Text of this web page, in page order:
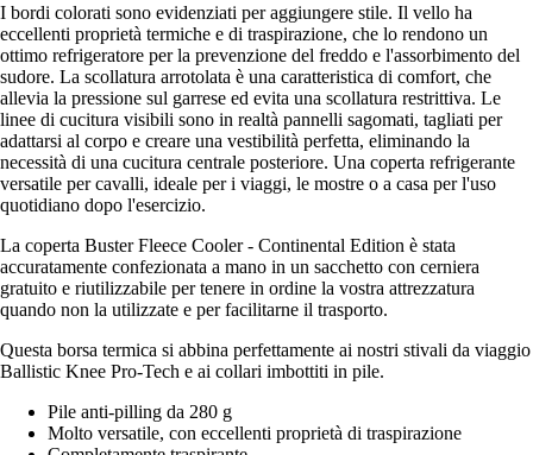
I bordi colorati sono evidenziati per aggiungere stile. Il vello ha
eccellenti proprietà termiche e di traspirazione, che lo rendono un
ottimo refrigeratore per la prevenzione del freddo e l'assorbimento del
sudore. La scollatura arrotolata è una caratteristica di comfort, che
allevia la pressione sul garrese ed evita una scollatura restrittiva. Le
linee di cucitura visibili sono in realtà pannelli sagomati, tagliati per
adattarsi al corpo e creare una vestibilità perfetta, eliminando la
necessità di una cucitura centrale posteriore. Una coperta refrigerante
versatile per cavalli, ideale per i viaggi, le mostre o a casa per l'uso
quotidiano dopo l'esercizio.
La coperta Buster Fleece Cooler - Continental Edition è stata
accuratamente confezionata a mano in un sacchetto con cerniera
gratuito e riutilizzabile per tenere in ordine la vostra attrezzatura
quando non la utilizzate e per facilitarne il trasporto.
Questa borsa termica si abbina perfettamente ai nostri stivali da viaggio
Ballistic Knee Pro-Tech e ai collari imbottiti in pile.
Pile anti-pilling da 280 g
Molto versatile, con eccellenti proprietà di traspirazione